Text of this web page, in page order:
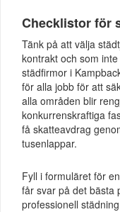
Checklistor för
Tänk på att välja
kontrakt och som
städfirmor i
för alla jobb för att
alla områden blir
konkurrenskraftiga
få skatteavdrag
tusenlappar.
Fyll i formuläret för
får svar på det bästa
professionell